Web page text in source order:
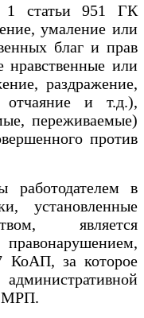
1 статьи 951 ГК
умаление или
благ и прав
нравственные или
раздражение,
отчаяние и т.д.),
переживаемые)
против
работодателем в
установленные
является
КоАП, за которое
МРП.